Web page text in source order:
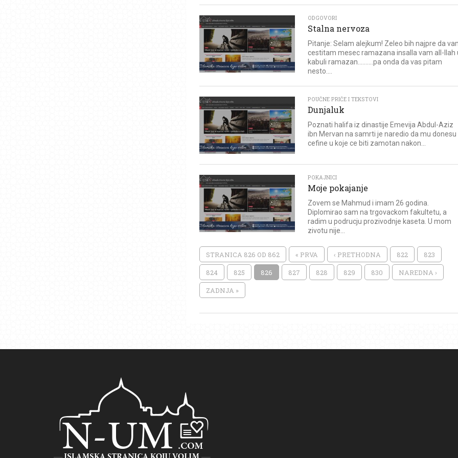
ODGOVORI
Stalna nervoza
Pitanje: Selam alejkum! Zeleo bih najpre da
cestitam mesec ramazana insalla vam all-llah
kabuli ramazan..........pa onda da vas pitam
nesto....
POUČNE PRIČE I TEKSTOVI
Dunjaluk
Poznati halifa iz dinastije Emevija Abdul-Aziz
ibn Mervan na samrti je naredio da mu donesu
cefine u koje ce biti zamotan nakon...
POKAJNICI
Moje pokajanje
Zovem se Mahmud i imam 26 godina.
Diplomirao sam na trgovackom fakultetu, a
radim u podrucju prozivodnje kaseta. U mom
zivotu nije...
STRANICA 826 OD 862 « PRVA ‹ PRETHODNA 822 823
824 825 826 827 828 829 830 NAREDNA ›
ZADNJA »